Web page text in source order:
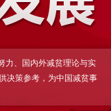
力、国内外减贫理论与实
决策参考，为中国减贫事